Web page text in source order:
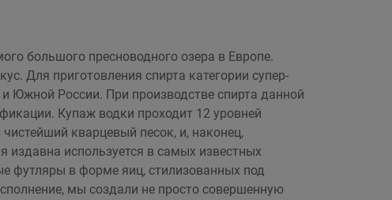
большого пресноводного озера в Европе.
Для приготовления спирта категории супер-
Южной России. При производстве спирта данной
Купаж водки проходит 12 уровней
кварцевый песок, и, наконец,
издавна используется в самых известных
футляры в форме яиц, стилизованных под
мы создали не просто совершенную